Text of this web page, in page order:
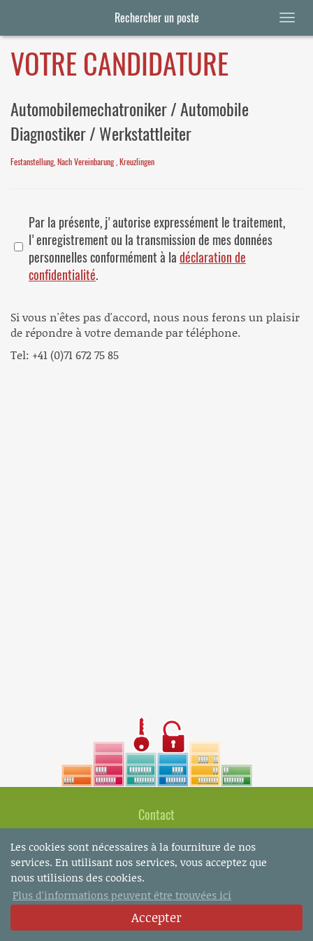
Les cookies sont nécessaires à la fourniture de nos
services. En utilisant nos services, vous acceptez que
nous utilisions des cookies.
Plus d'informations peuvent être trouvées ici
Accepter
Rechercher un poste
VOTRE CANDIDATURE
Automobilemechatroniker / Automobile
Diagnostiker / Werkstattleiter
Festanstellung, Nach Vereinbarung , Kreuzlingen
Par la présente, j'autorise expressément le traitement,
l'enregistrement ou la transmission de mes données
personnelles conformément à la déclaration de
confidentialité.
Si vous n'êtes pas d'accord, nous nous ferons un plaisir
de répondre à votre demande par téléphone.
Tel: +41 (0)71 672 75 85
Contact
Marcella Gurtner
Bachstrasse 8
CH-8280 Kreuzlingen